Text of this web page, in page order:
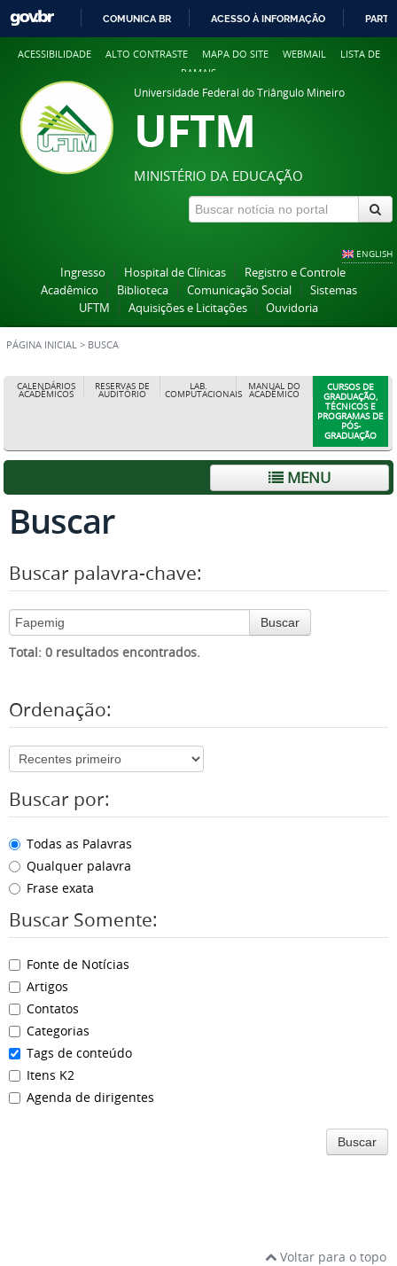
COMUNICA BR ACESSO À INFORMAÇÃO
ACESSIBILIDADE ALTO CONTRASTE MAPA DO SITE WEBMAIL
LISTA DE
RAMAIS
Universidade Federal do Triângulo Mineiro
UFTM
MINISTÉRIO DA EDUCAÇÃO
ENGLISH
Ingresso Hospital de Clínicas
Registro e Controle
Acadêmico
Biblioteca Comunicação Social
Sistemas
UFTM
Aquisições e Licitações Ouvidoria
PÁGINA INICIAL > BUSCA
CALENDÁRIOS
ACADÊMICOS
RESERVAS DE
AUDITÓRIO
LAB.
COMPUTACIONAIS
MANUAL DO
ACADÊMICO
CURSOS DE
GRADUAÇÃO,
TÉCNICOS E
PROGRAMAS DE
PÓS-
GRADUAÇÃO
MENU
Buscar
Buscar palavra-chave:
Buscar
Total: 0 resultados encontrados.
Ordenação:
Buscar por:
Todas as Palavras
Qualquer palavra
Frase exata
Buscar Somente:
Fonte de Notícias
Artigos
Contatos
Categorias
Tags de conteúdo
Itens K2
Agenda de dirigentes
Buscar
Voltar para o topo